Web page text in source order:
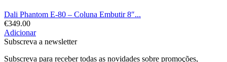
Dali Phantom E-80 – Coluna Embutir 8″...
€349.00
Adicionar
Subscreva a newsletter
Subscreva para receber todas as novidades sobre promoções,